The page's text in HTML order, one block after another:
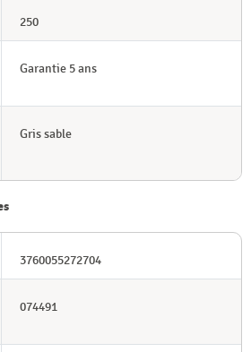
250
Garantie 5 ans
Gris sable
3760055272704
074491